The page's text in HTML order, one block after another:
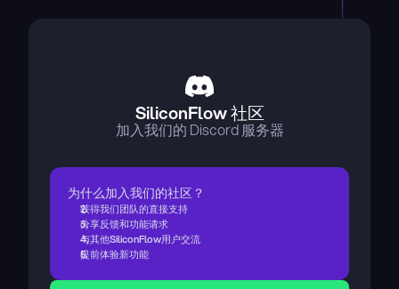
SiliconFlow 社区
加入我们的 Discord 服务器
为什么加入我们的社区？
获得我们团队的直接支持
分享反馈和功能请求
与其他SiliconFlow用户交流
提前体验新功能